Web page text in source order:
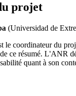
projet
(Universidad de
le coordinateur du
ce résumé. L'ANR
quant à son